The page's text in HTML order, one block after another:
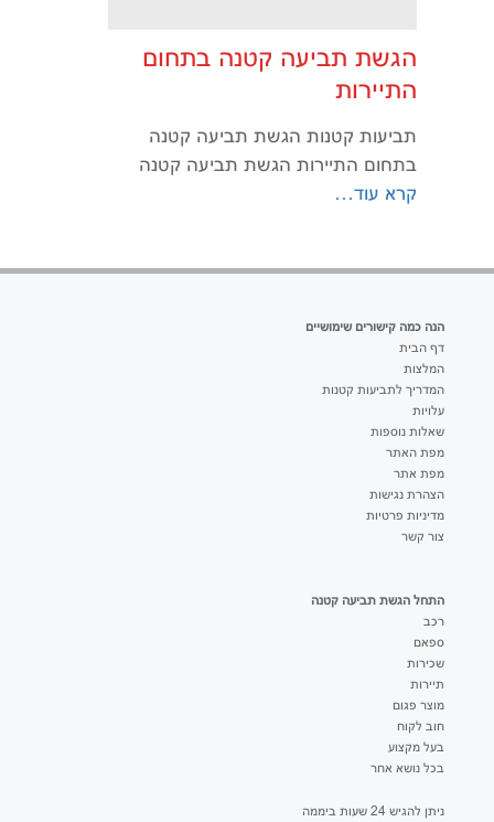
הגשת תביעה קטנה בתחום
התיירות
תביעות קטנות הגשת תביעה קטנה
בתחום התיירות הגשת תביעה קטנה
קרא עוד…
הנה כמה קישורים שימושיים
דף הבית
המלצות
המדריך לתביעות קטנות
עלויות
שאלות נוספות
מפת האתר
מפת אתר
הצהרת נגישות
מדיניות פרטיות
צור קשר
התחל הגשת תביעה קטנה
רכב
ספאם
שכירות
תיירות
מוצר פגום
חוב לקוח
בעל מקצוע
בכל נושא אחר
ניתן להגיש 24 שעות ביממה